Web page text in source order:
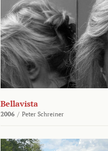
Bellavista
2006 / Peter Schreiner